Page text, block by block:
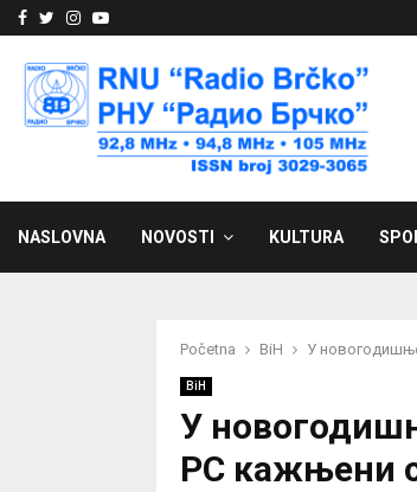
Facebook
Twitter
Instagram
Youtube
NASLOVNA NOVOSTI KULTURA
Početna BiH У
BiH
У
РС кажњени